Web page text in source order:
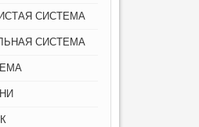
СИСТЕМА
СИСТЕМА